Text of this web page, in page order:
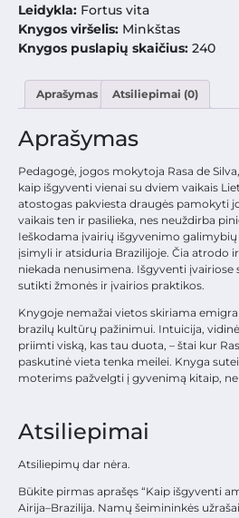
Leidykla: Fortus vita
Knygos viršelis: Minkštas
Knygos puslapių skaičius: 240
Aprašymas Atsiliepimai (0)
Aprašymas
Pedagogė, jogos mokytoja Rasa de
kaip išgyventi vienai su dviem vaikais
atostogas pakviesta draugės pamokyti
vaikais ten ir pasilieka, nes neuždirba
Ieškodama įvairių išgyvenimo
įsimyli ir atsiduria Brazilijoje. Čia atrodo
niekada nenusimena. Išgyventi įvairiose
sutikti žmonės ir įvairios praktikos.
Knygoje nemažai vietos skiriama
brazilų kultūrų pažinimui. Intuicija,
priimti viską, kas tau duota, – štai kur
paskutinė vieta tenka meilei. Knyga
moterims pažvelgti į gyvenimą kitaip,
Atsiliepimai
Atsiliepimų dar nėra.
Būkite pirmas aprašęs “Kaip išgyventi
Airija–Brazilija. Namų šeimininkės užrašai